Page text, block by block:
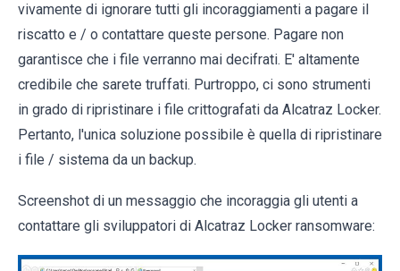
vivamente di ignorare tutti gli incoraggiamenti a pagare il
riscatto e / o contattare queste persone. Pagare non
garantisce che i file verranno mai decifrati. E' altamente
credibile che sarete truffati. Purtroppo, ci sono strumenti
in grado di ripristinare i file crittografati da Alcatraz Locker.
Pertanto, l'unica soluzione possibile è quella di ripristinare
i file / sistema da un backup.
Screenshot di un messaggio che incoraggia gli utenti a
contattare gli sviluppatori di Alcatraz Locker ransomware: